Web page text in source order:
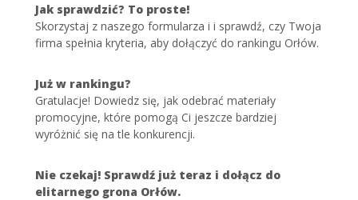
Jak sprawdzić? To proste!
Skorzystaj z naszego formularza i i sprawdź, czy Twoja
firma spełnia kryteria, aby dołączyć do rankingu Orłów.
Już w rankingu?
Gratulacje! Dowiedz się, jak odebrać materiały
promocyjne, które pomogą Ci jeszcze bardziej
wyróżnić się na tle konkurencji.
Nie czekaj! Sprawdź już teraz i dołącz do
elitarnego grona Orłów.